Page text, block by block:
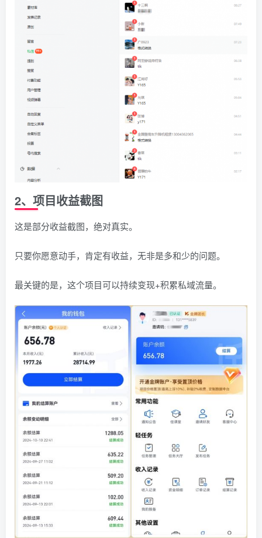
2、项目收益截图
这是部分收益截图，绝对真实。
只要你愿意动手，肯定有收益，无非是多和少的问题。
最关键的是，这个项目可以持续变现+积累私域流量。